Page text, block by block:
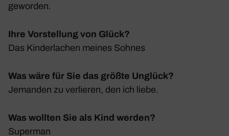
geworden.
Ihre Vorstellung von Glück?
Das Kinder­la­chen meines Sohnes
Was wäre für Sie das größte Unglück?
Jemanden zu verlieren, den ich liebe.
Was wollten Sie als Kind werden?
Superman